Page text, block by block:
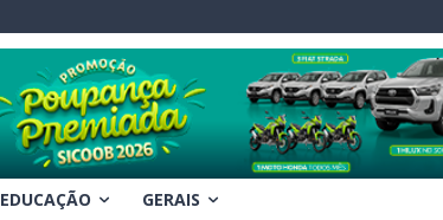
EDUCAÇÃO GERAIS